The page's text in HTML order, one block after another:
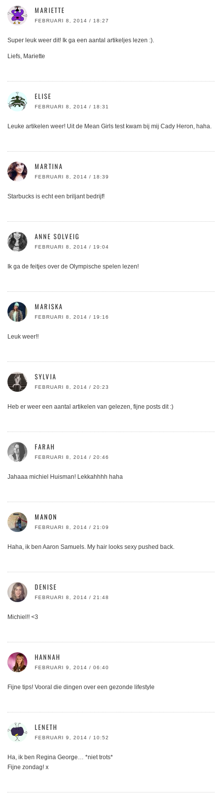
MARIETTE
FEBRUARI 8, 2014 / 18:27
Super leuk weer dit! Ik ga een aantal artikeljes lezen :).
Liefs, Mariette
ELISE
FEBRUARI 8, 2014 / 18:31
Leuke artikelen weer! Uit de Mean Girls test kwam bij mij Cady Heron, haha.
MARTINA
FEBRUARI 8, 2014 / 18:39
Starbucks is echt een briljant bedrijf!
ANNE SOLVEIG
FEBRUARI 8, 2014 / 19:04
Ik ga de feitjes over de Olympische spelen lezen!
MARISKA
FEBRUARI 8, 2014 / 19:16
Leuk weer!!
SYLVIA
FEBRUARI 8, 2014 / 20:23
Heb er weer een aantal artikelen van gelezen, fijne posts dit :)
FARAH
FEBRUARI 8, 2014 / 20:46
Jahaaa michiel Huisman! Lekkahhhh haha
MANON
FEBRUARI 8, 2014 / 21:09
Haha, ik ben Aaron Samuels. My hair looks sexy pushed back.
DENISE
FEBRUARI 8, 2014 / 21:48
Michiel!! <3
HANNAH
FEBRUARI 9, 2014 / 06:40
Fijne tips! Vooral die dingen over een gezonde lifestyle
LENETH
FEBRUARI 9, 2014 / 10:52
Ha, ik ben Regina George… *niet trots*
Fijne zondag! x